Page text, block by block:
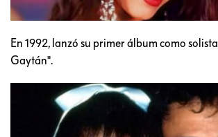
En 1992, lanzó su primer álbum como
Gaytán".